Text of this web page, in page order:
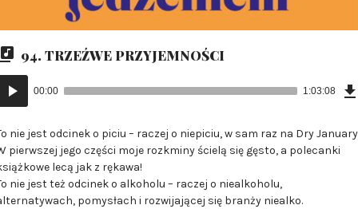
94. TRZEŹWE PRZYJEMNOŚCI
00:00 1:03:08
nie jest odcinek o piciu – raczej o niepiciu, w sam raz na Dry
pierwszej jego części moje rozkminy ścielą się gęsto, a polecanki
lecą jak z rękawa!
nie jest też odcinek o alkoholu – raczej o niealkoholu,
pomysłach i rozwijającej się branży niealko.